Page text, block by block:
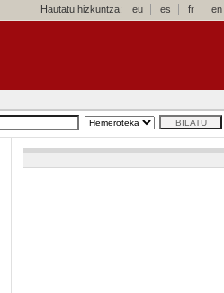
Hautatu hizkuntza: eu es fr en